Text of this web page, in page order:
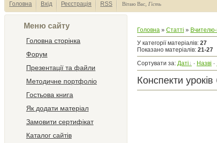
Головна Вхід Реєстрація RSS Вітаю Вас Гість
Меню сайту
Головна сторінка
Форум
Презентації та файли
Методичне портфоліо
Гостьова книга
Як додати матеріал
Замовити сертифікат
Каталог сайтів
Головна » Статті »
У категорії матеріалів: 27
Показано матеріалів: 21-27
Сортувати за: Даті · Назві ·
Конспекти уроків